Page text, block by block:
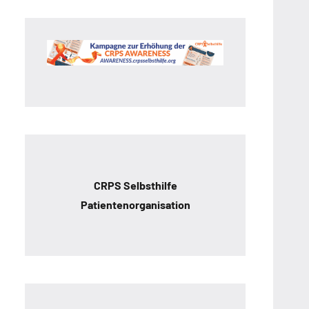
CRPS Selbsthilfe
Patientenorganisation